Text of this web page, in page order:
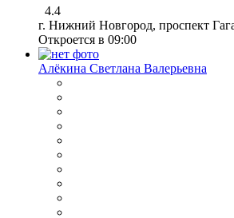
4.4
г. Нижний Новгород, проспект
Откроется в 09:00
Алёкина Светлана Валерьевна